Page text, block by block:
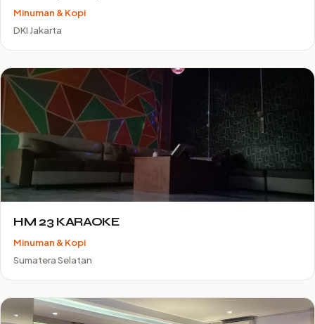
Minuman & Kopi
DKI Jakarta
HM 23 KARAOKE
Minuman & Kopi
Sumatera Selatan